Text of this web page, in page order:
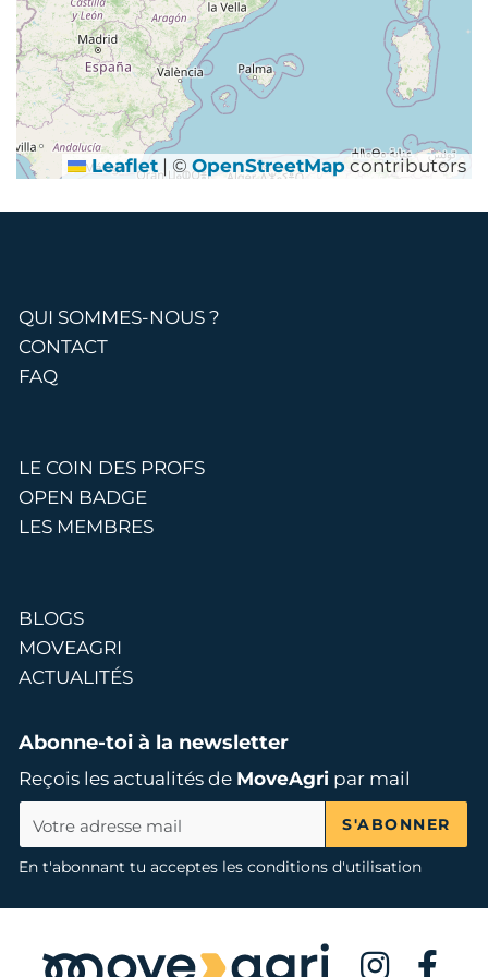
Leaflet |©OpenStreetMap contributors
QUI SOMMES-NOUS ?
CONTACT
FAQ
LE COIN DES PROFS
OPEN BADGE
LES MEMBRES
BLOGS
MOVEAGRI
ACTUALITÉS
Abonne-toi à la newsletter
Reçois les actualités de MoveAgripar mail
S'ABONNER
En t'abonnant tu acceptes les conditions d'utilisation